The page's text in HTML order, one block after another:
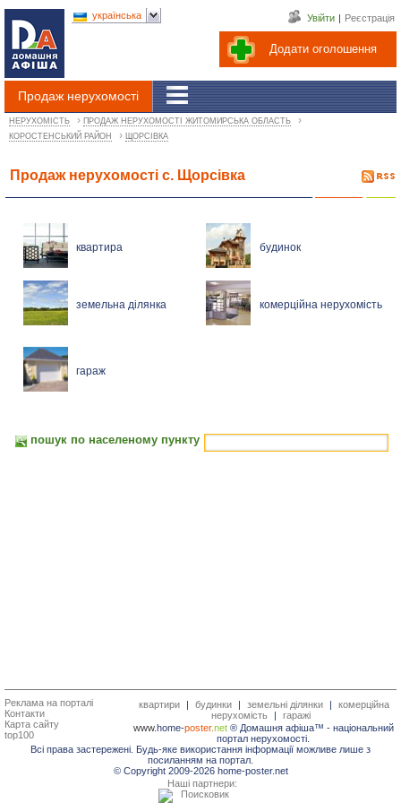
Додати оголошення
Увійти | Реєстрація
Продаж нерухомості
українська
НЕРУХОМІСТЬ › ПРОДАЖ НЕРУХОМОСТІ ЖИТОМИРСЬКА ОБЛАСТЬ ›
КОРОСТЕНСЬКИЙ РАЙОН › ЩОРСІВКА
Продаж нерухомості с. Щорсівка
квартира будинок
земельна ділянка комерційна нерухомість
гараж
пошук по населеному пункту
Реклама на порталі
Контакти
Карта сайту
top100
квартири | будинки | земельні ділянки |
комерційна
нерухомість
|
гаражі
www.home-poster.net® Домашня афіша™ - національний
портал нерухомості.
Всі права застережені. Будь-яке використання інформації можливе лише з
посиланням на портал.
© Copyright 2009-2026 home-poster.net
Наші партнери: